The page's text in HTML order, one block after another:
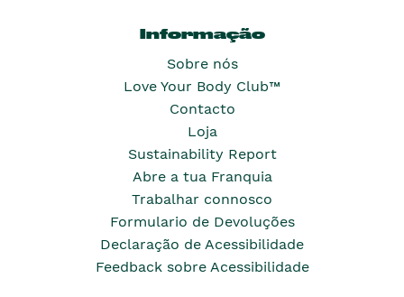
Informação
Sobre nós
Love Your Body Club™
Contacto
Loja
Sustainability Report
Abre a tua Franquia
Trabalhar connosco
Formulario de Devoluções
Declaração de Acessibilidade
Feedback sobre Acessibilidade